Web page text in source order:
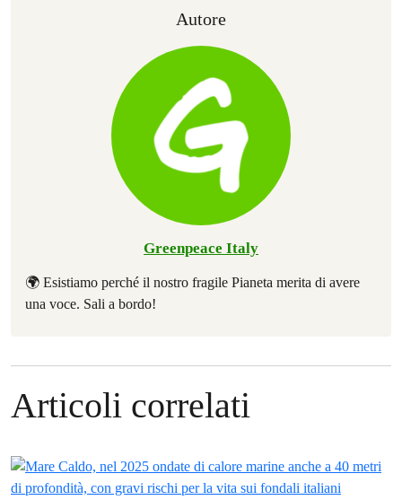
Autore
Greenpeace Italy
🌍 Esistiamo perché il nostro fragile Pianeta merita di avere
una voce. Sali a bordo!
Articoli correlati